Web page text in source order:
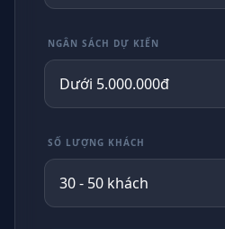
NGÂN SÁCH DỰ KIẾN
SỐ LƯỢNG KHÁCH